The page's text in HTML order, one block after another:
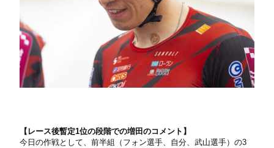
【 レース後暫定1位の段階での増田のコメント】
今日の作戦として、前半組（フォン選手、自分、武山選手）の3